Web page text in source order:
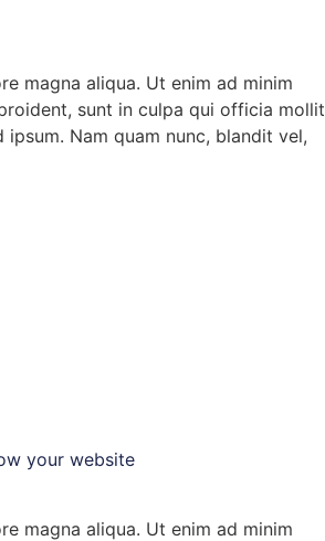
magna aliqua. Ut enim ad minim
sunt in culpa qui officia mollit
Nam quam nunc, blandit vel,
your website
magna aliqua. Ut enim ad minim